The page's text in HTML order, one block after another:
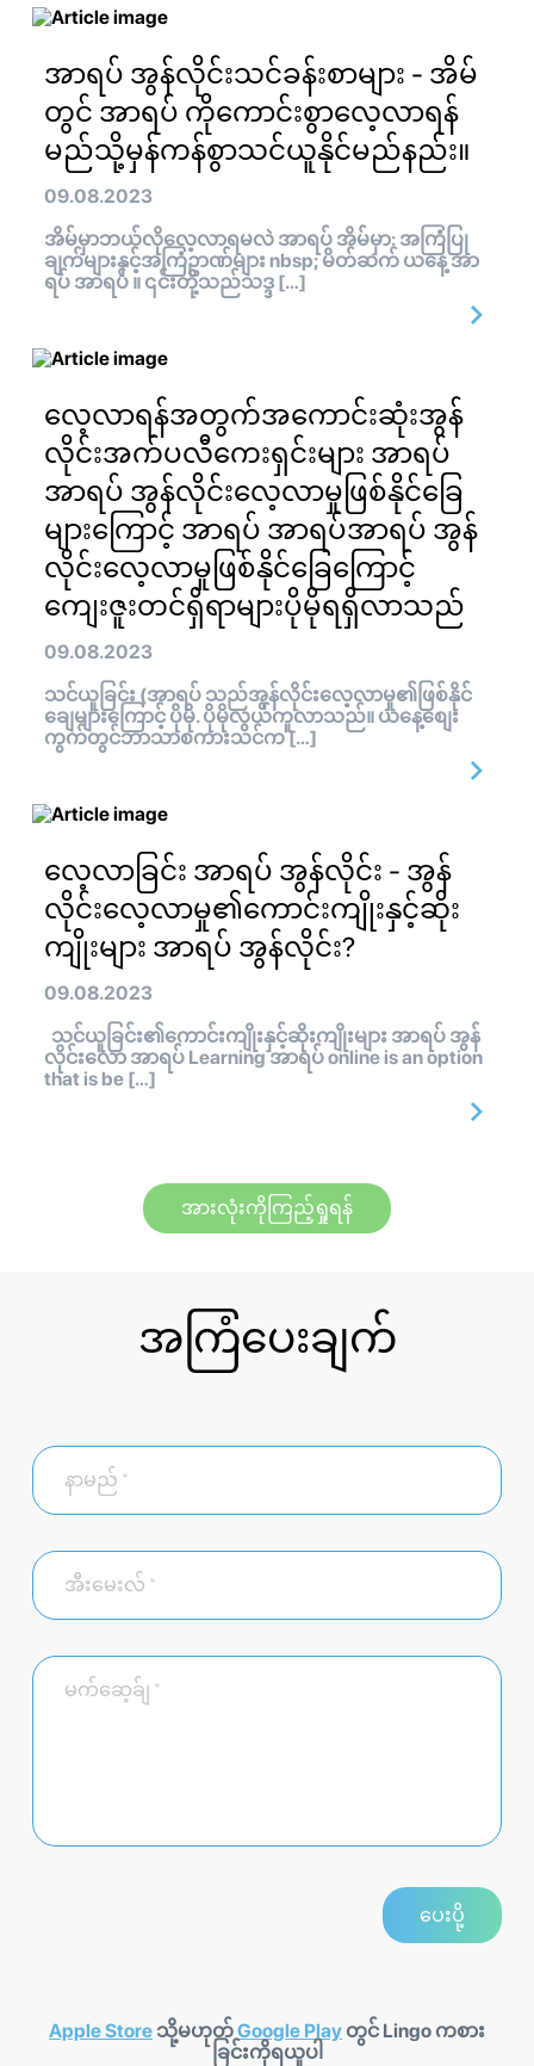
အာရပ် အွန်လိုင်းသင်ခန်းစာများ - အိမ်
တွင် အာရပ် ကိုကောင်းစွာလေ့လာရန်
မည်သို့မှန်ကန်စွာသင်ယူနိုင်မည်နည်း။
09.08.2023
အိမ်မှာဘယ်လိုလေ့လာရမလဲ အာရပ် အိမ်မှာ: အကြံပြု
ချက်များနှင့်အကြံဥာဏ်များ nbsp; မိတ်ဆက် ယနေ့ အာ
ရပ် အာရပ် ။ ၎င်းတို့သည်သဒ္ဒ […]
လေ့လာရန်အတွက်အကောင်းဆုံးအွန်
လိုင်းအက်ပလီကေးရှင်းများ အာရပ်
အာရပ် အွန်လိုင်းလေ့လာမှုဖြစ်နိုင်ခြေ
များကြောင့် အာရပ် အာရပ်အာရပ် အွန်
လိုင်းလေ့လာမှုဖြစ်နိုင်ခြေကြောင့်
ကျေးဇူးတင်ရှိရာများပိုမိုရရှိလာသည်
09.08.2023
သင်ယူခြင်း (အာရပ် သည်အွန်လိုင်းလေ့လာမှု၏ဖြစ်နိုင်
ချေများကြောင့် ပိုမို. ပိုမိုလွယ်ကူလာသည်။ ယနေ့စျေး
ကွက်တွင်ဘာသာစကားသင်က […]
လေ့လာခြင်း အာရပ် အွန်လိုင်း - အွန်
လိုင်းလေ့လာမှု၏ကောင်းကျိုးနှင့်ဆိုး
ကျိုးများ အာရပ် အွန်လိုင်း?
09.08.2023
သင်ယူခြင်း၏ကောင်းကျိုးနှင့်ဆိုးကျိုးများ အာရပ် အွန်
လိုင်းလော အာရပ် Learning အာရပ် online is an option
that is be […]
အားလုံးကိုကြည့်ရှုရန်
အကြံပေးချက်
Apple Store သို့မဟုတ်Google Play တွင် Lingo ကစား
ခြင်းကိုရယူပါ